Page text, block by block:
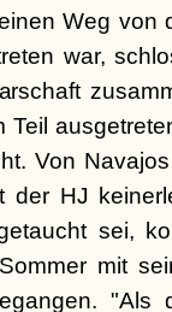
Weg von
war,
Teil
Von
der HJ
sei,
mit
"Als